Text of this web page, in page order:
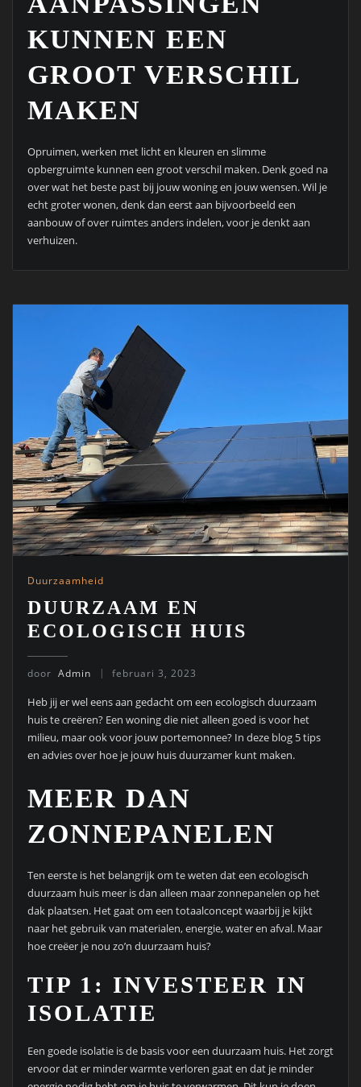
KUNNEN EEN
GROOT VERSCHIL
MAKEN
Opruimen, werken met licht en kleuren en slimme
opbergruimte kunnen een groot verschil maken. Denk goed na
over wat het beste past bij jouw woning en jouw wensen. Wil je
echt groter wonen, denk dan eerst aan bijvoorbeeld een
aanbouw of over ruimtes anders indelen, voor je denkt aan
verhuizen.
Duurzaamheid
DUURZAAM EN
ECOLOGISCH HUIS
door Admin februari 3, 2023
Heb jij er wel eens aan gedacht om een ecologisch duurzaam
huis te creëren? Een woning die niet alleen goed is voor het
milieu, maar ook voor jouw portemonnee? In deze blog 5 tips
en advies over hoe je jouw huis duurzamer kunt maken.
MEER DAN
ZONNEPANELEN
Ten eerste is het belangrijk om te weten dat een ecologisch
duurzaam huis meer is dan alleen maar zonnepanelen op het
dak plaatsen. Het gaat om een totaalconcept waarbij je kijkt
naar het gebruik van materialen, energie, water en afval. Maar
hoe creëer je nou zo’n duurzaam huis?
TIP 1: INVESTEER IN
ISOLATIE
Een goede isolatie is de basis voor een duurzaam huis. Het zorgt
ervoor dat er minder warmte verloren gaat en dat je minder